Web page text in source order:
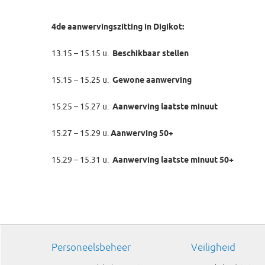
4de aanwervingszitting in Digikot:
13.15 – 15.15 u. Beschikbaar stellen
15.15 – 15.25 u. Gewone aanwerving
15.25 – 15.27 u. Aanwerving laatste minuut
15.27 – 15.29 u. Aanwerving 50+
15.29 – 15.31 u. Aanwerving laatste minuut 50+
Personeelsbeheer Veiligheid